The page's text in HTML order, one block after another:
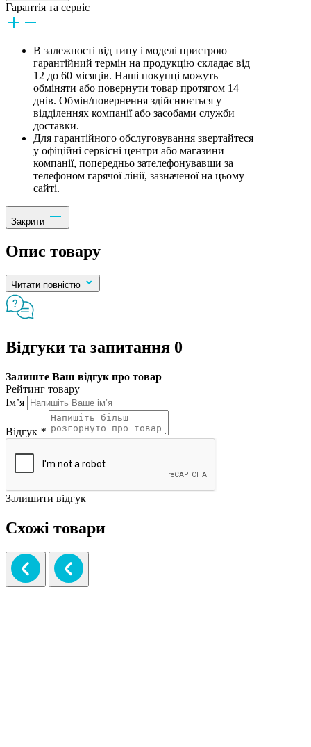
Гарантія та сервіс
В залежності від типу і моделі пристрою
гарантійний термін на продукцію складає від
12 до 60 місяців. Наші покупці можуть
обміняти або повернути товар протягом 14
днів. Обмін/повернення здійснюється у
відділеннях компанії або засобами служби
доставки.
Для гарантійного обслуговування звертайтеся
у офіційні сервісні центри або магазини
компанії, попередньо зателефонувавши за
телефоном гарячої лінії, зазначеної на цьому
сайті.
Закрити
Опис товару
Читати повністю
Відгуки та запитання 0
Залиште Ваш відгук про товар
Рейтинг товару
Ім’я
Відгук *
Залишити відгук
Схожі товари